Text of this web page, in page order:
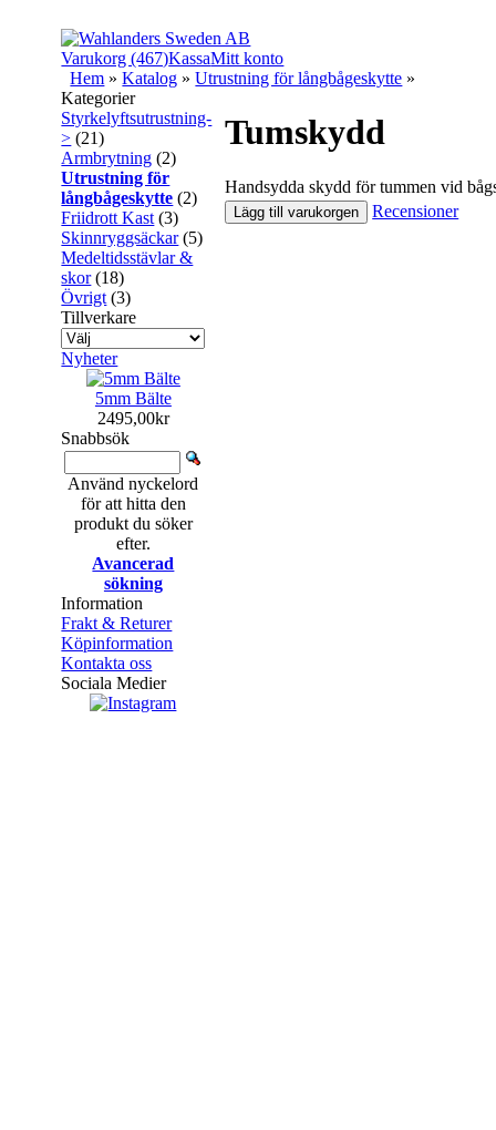
Varukorg (467)KassaMitt konto
Hem »Katalog »Utrustning för långbågeskytte »
Tumskydd
Handsydda skydd för tummen vid
Lägg till varukorgen Recensioner
Kategorier
Styrkelyftsutrustning-
> (21)
Armbrytning (2)
Utrustning för
långbågeskytte (2)
Friidrott Kast (3)
Skinnryggsäckar(5)
Medeltidsstävlar &
skor(18)
Övrigt (3)
Tillverkare
Nyheter
5mm Bälte
2495,00kr
Snabbsök
Använd nyckelord
för att hitta den
produkt du söker
efter.
Avancerad
sökning
Information
Frakt & Returer
Köpinformation
Kontakta oss
Sociala Medier